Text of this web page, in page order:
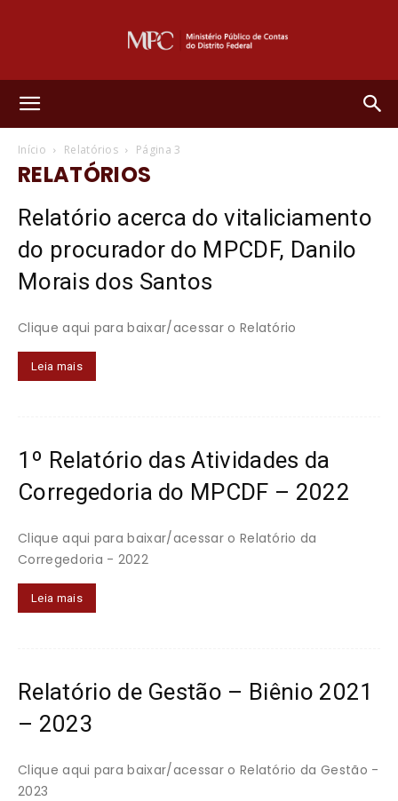
de
Contas
Distrito
Início Relatórios Página 3
RELATÓRIOS
Relatório acerca do vitaliciamento
do procurador do MPCDF, Danilo
Morais dos Santos
Clique aqui para baixar/acessar o Relatório
Leia mais
1º Relatório das Atividades da
Corregedoria do MPCDF – 2022
Clique aqui para baixar/acessar o Relatório da
Corregedoria - 2022
Leia mais
Relatório de Gestão – Biênio 2021
– 2023
Clique aqui para baixar/acessar o Relatório da Gestão -
2023